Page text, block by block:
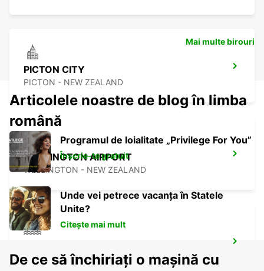
PICTON CITY
PICTON - NEW ZEALAND
WELLINGTON AIRPORT
WELLINGTON - NEW ZEALAND
WELLINGTON - NEW ZEALAND
Mai multe birouri
Articolele noastre de blog în limba
română
Programul de loialitate „Privilege For You”
Înscrie-te gratuit
Unde vei petrece vacanța în Statele
Unite?
Citește mai mult
De ce să închiriați o mașină cu